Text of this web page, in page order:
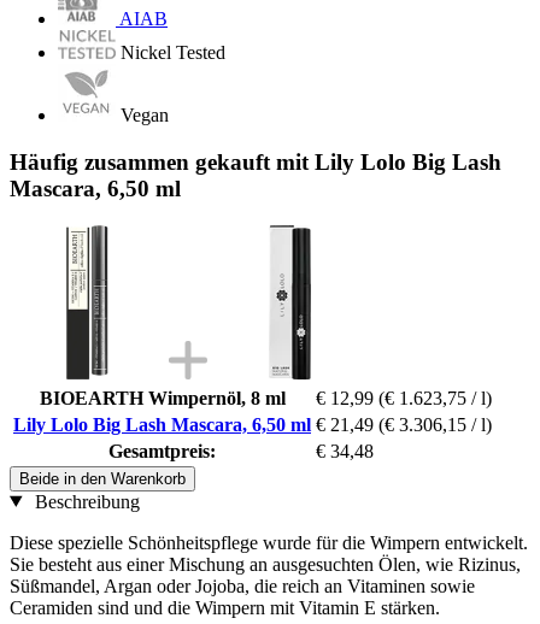
AIAB
Nickel Tested
Vegan
Häufig zusammen gekauft mit Lily Lolo Big Lash
Mascara, 6,50 ml
BIOEARTH Wimpernöl, 8 ml € 12,99 (€ 1.623,75 / l)
Lily Lolo Big Lash Mascara, 6,50 ml € 21,49 (€ 3.306,15 / l)
Gesamtpreis:
€ 34,48
Beide in den Warenkorb
Beschreibung
Diese spezielle Schönheitspflege wurde für die Wimpern entwickelt.
Sie besteht aus einer Mischung an ausgesuchten Ölen, wie Rizinus,
Süßmandel, Argan oder Jojoba, die reich an Vitaminen sowie
Ceramiden sind und die Wimpern mit Vitamin E stärken.